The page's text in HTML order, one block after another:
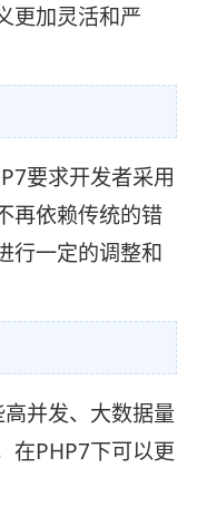
更加灵活和严
要求开发者采用
再依赖传统的错
行一定的调整和
并发、大数据量
在PHP7下可以更